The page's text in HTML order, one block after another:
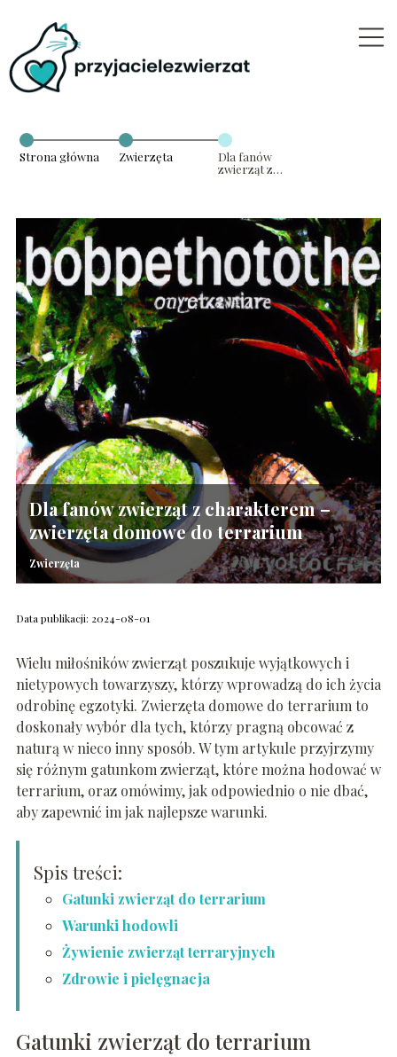
Strona główna Zwierzęta
Dla fanów
zwierząt z
terrarium
Dla fanów zwierząt z charakterem –
zwierzęta domowe do terrarium
Zwierzęta
Data publikacji: 2024-08-01
Wielu miłośników zwierząt poszukuje wyjątkowych i
nietypowych towarzyszy, którzy wprowadzą do ich życia
odrobinę egzotyki. Zwierzęta domowe do terrarium to
doskonały wybór dla tych, którzy pragną obcować z
naturą w nieco inny sposób. W tym artykule przyjrzymy
się różnym gatunkom zwierząt, które można hodować w
terrarium, oraz omówimy, jak odpowiednio o nie dbać,
aby zapewnić im jak najlepsze warunki.
Spis treści:
Gatunki zwierząt do terrarium
Warunki hodowli
Żywienie zwierząt terraryjnych
Zdrowie i pielęgnacja
Gatunki zwierząt do terrarium